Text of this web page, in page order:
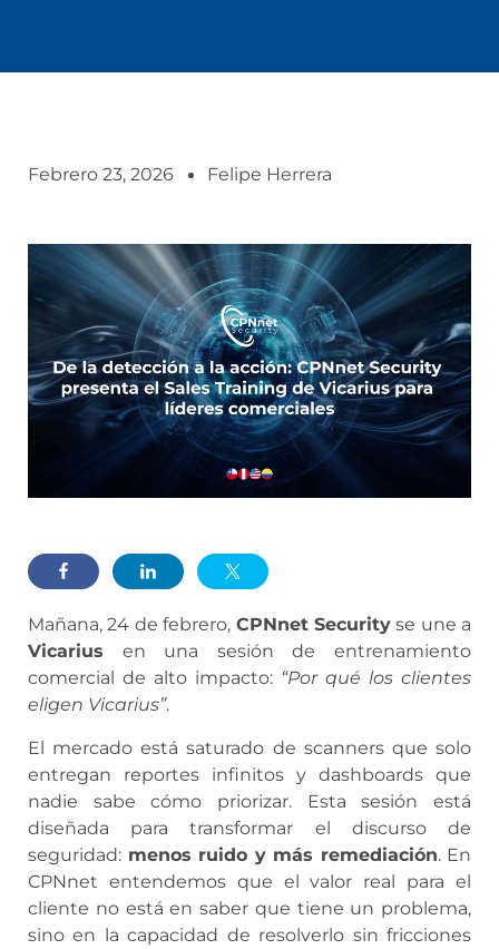
Febrero 23, 2026 Felipe Herrera
Mañana, 24 de febrero, CPNnet Securityse une a
Vicarius en una sesión de entrenamiento
comercial de alto impacto: “Por qué los clientes
eligen Vicarius”.
El mercado está saturado de scanners que solo
entregan reportes infinitos y dashboards que
nadie sabe cómo priorizar. Esta sesión está
diseñada para transformar el discurso de
seguridad: menos ruido y más remediación. En
CPNnet entendemos que el valor real para el
cliente no está en saber que tiene un problema,
sino en la capacidad de resolverlo sin fricciones